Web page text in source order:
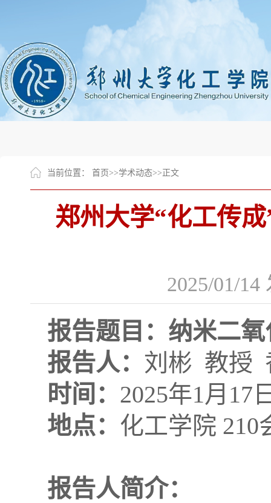
当前位置： 首页>>学术动态>> 正文
郑州大学“化工传
2025/01/14
报告题目： 纳米二
报告人： 刘彬 教授
时间： 2025年1月17
地点： 化工学院 210
报告人简介：